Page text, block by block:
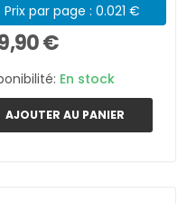
Prix par page : 0.021 €
€
En stock
AJOUTER AU PANIER